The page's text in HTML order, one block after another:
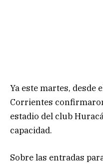
Ya este martes, desde
Corrientes
estadio del club
capacidad.
Sobre las entradas